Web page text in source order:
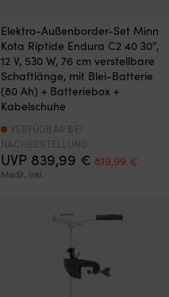
Elektro-Außenborder-Set Minn
Kota Riptide Endura C2 40 30″,
12 V, 530 W, 76 cm verstellbare
Schaftlänge, mit Blei-Batterie
(80 Ah) + Batteriebox +
Kabelschuhe
UVP 839,99 €
Preis
819,99 €
MwSt. inkl.
VERFÜGBAR BEI
NACHBESTELLUNG